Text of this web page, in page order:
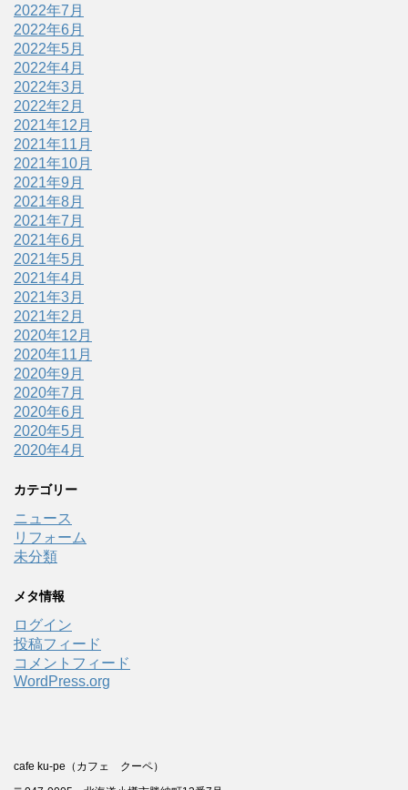
2022年7月
2022年6月
2022年5月
2022年4月
2022年3月
2022年2月
2021年12月
2021年11月
2021年10月
2021年9月
2021年8月
2021年7月
2021年6月
2021年5月
2021年4月
2021年3月
2021年2月
2020年12月
2020年11月
2020年9月
2020年7月
2020年6月
2020年5月
2020年4月
カテゴリー
ニュース
リフォーム
未分類
メタ情報
ログイン
投稿フィード
コメントフィード
WordPress.org
cafe ku-pe（カフェ クーペ）